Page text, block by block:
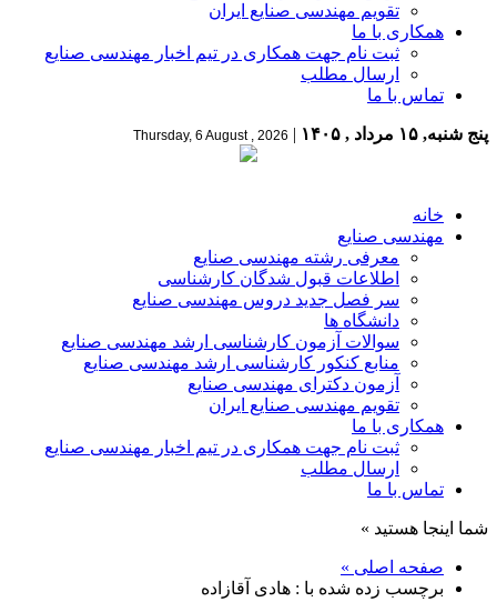
تقویم مهندسی صنایع ایران
همکاری با ما
ثبت نام جهت همکاری در تیم اخبار مهندسی صنایع
ارسال مطلب
تماس با ما
پنج شنبه, ۱۵ مرداد , ۱۴۰۵ |
Thursday, 6 August , 2026
خانه
مهندسی صنایع
معرفی رشته مهندسی صنایع
اطلاعات قبول شدگان کارشناسی
سر فصل جدید دروس مهندسی صنایع
دانشگاه ها
سوالات آزمون کارشناسی ارشد مهندسی صنایع
منابع کنکور کارشناسی ارشد مهندسی صنایع
آزمون دکترای مهندسی صنایع
تقویم مهندسی صنایع ایران
همکاری با ما
ثبت نام جهت همکاری در تیم اخبار مهندسی صنایع
ارسال مطلب
تماس با ما
شما اینجا هستید »
صفحه اصلی »
برچسب زده شده با : هادی آقازاده